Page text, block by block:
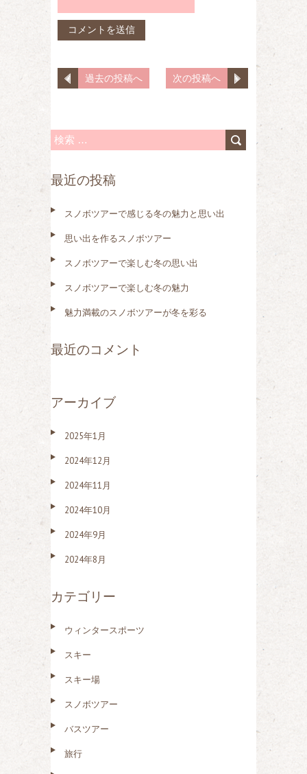
過去の投稿へ 次の投稿へ
検
:最近の投稿
スノボツアーで感じる冬の魅力と思い出
思い出を作るスノボツアー
スノボツアーで楽しむ冬の思い出
スノボツアーで楽しむ冬の魅力
魅力満載のスノボツアーが冬を彩る
最近のコメント
アーカイブ
2025年1月
2024年12月
2024年11月
2024年10月
2024年9月
2024年8月
カテゴリー
ウィンタースポーツ
スキー
スキー場
スノボツアー
バスツアー
旅行